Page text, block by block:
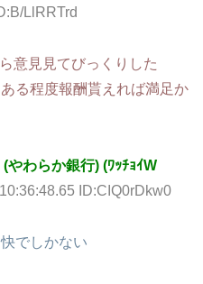
LlRRTrd
意見見てびっくりした
る程度報酬貰えれば満足か
わらか銀行) (ﾜｯﾁｮｲW
ID:CIQ0rDkw0
でしかない